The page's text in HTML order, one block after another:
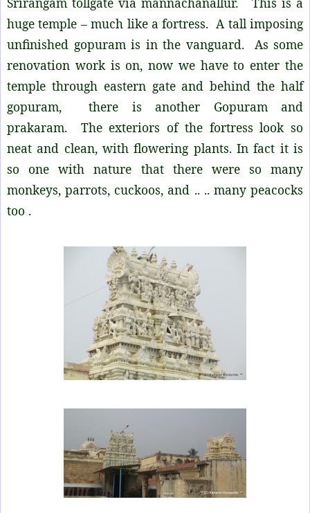
huge temple – much like a fortress. A tall imposing
unfinished gopuram is in the vanguard. As some
renovation work is on, now we have to enter the
temple through eastern gate and behind the half
gopuram, there is another Gopuram and
prakaram. The exteriors of the fortress look so
neat and clean, with flowering plants. In fact it is
so one with nature that there were so many
monkeys, parrots, cuckoos, and .. .. many peacocks
too .